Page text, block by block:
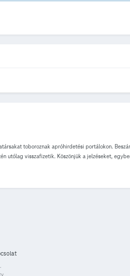
toboroznak apróhirdetési portálokon.
visszafizetik. Köszönjük a jelzéseket,
elkerülését és a tettes(ek) személyének